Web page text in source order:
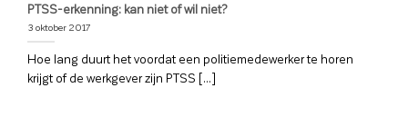
PTSS-erkenning: kan niet of wil niet?
3 oktober 2017
Hoe lang duurt het voordat een politiemedewerker te horen
krijgt of de werkgever zijn PTSS [...]